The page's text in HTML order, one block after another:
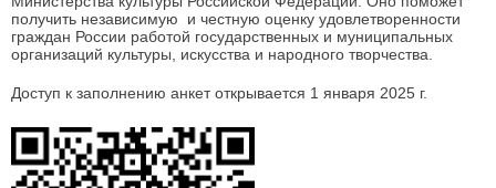
получить независимую и честную оценку удовлетворенности
граждан России работой государственных и муниципальных
организаций культуры, искусства и народного творчества.
Доступ к заполнению анкет открывается 1 января 2025 г.